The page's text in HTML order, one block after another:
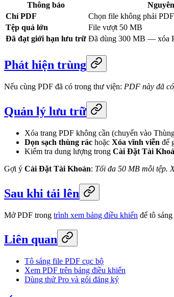
Thông báo
Chỉ PDF
Chọn file không phải PDF
Tệp quá lớn
File vượt 50 MB
Đã đạt giới hạn lưu trữ Đã dùng 300 MB — xóa
Phát hiện trùng
Nếu cùng PDF đã có trong thư viện: PDF này đã
Quản lý lưu trữ
Xóa trang PDF không cần (chuyển vào
Dọn sạch thùng rác hoặc Xóa vĩnh viễn để
Kiểm tra dung lượng trong Cài Đặt Tài
Gợi ý Cài Đặt Tài Khoản: Tối đa 50 MB mỗi tệp.
Sau khi tải lên
Mở PDF trong trình xem bảng điều khiển để tô
Liên quan
Tô sáng file PDF cục bộ
Xem PDF trên bảng điều khiển
Dùng thử Pro và gói đăng ký